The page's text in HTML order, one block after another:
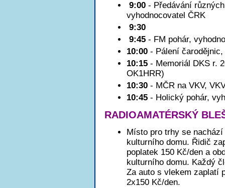
9:00 - Předávání
vyhodnocovatel ČRK
9:30
9:45 - FM pohár,
10:00 - Pálení
10:15 - Memoriál DKS r.
OK1HRR)
10:30 - MČR na VKV,
10:45 - Holický pohár,
RADIOAMATÉRSKÝ
Místo pro trhy se
kulturního domu. Řidič
poplatek 150 Kč/den a
kulturního domu. Každý
Za auto s vlekem zaplatí
2x150 Kč/den.